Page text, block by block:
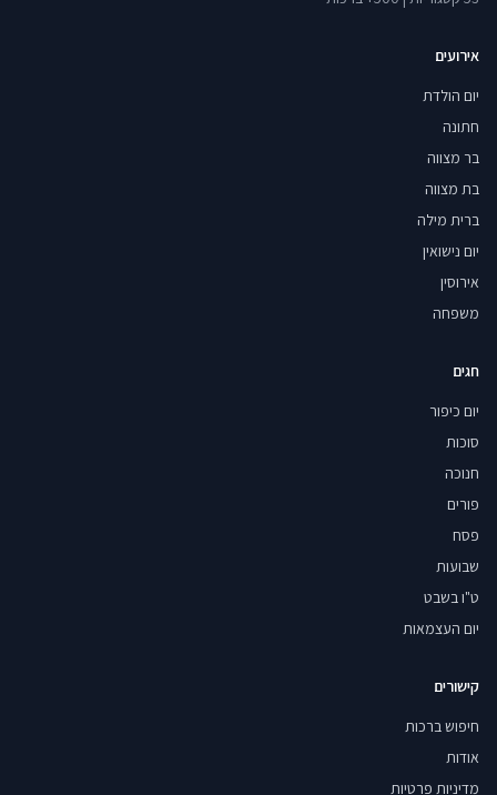
אירועים
יום הולדת
חתונה
בר מצווה
בת מצווה
ברית מילה
יום נישואין
אירוסין
משפחה
חגים
יום כיפור
סוכות
חנוכה
פורים
פסח
שבועות
ט"ו בשבט
יום העצמאות
קישורים
חיפוש ברכות
אודות
מדיניות פרטיות